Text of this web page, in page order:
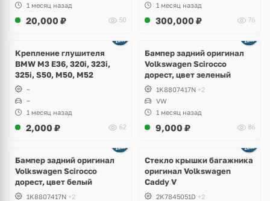
1 месяц назад
20,000 ₽ 50
1 месяц назад
300,000 ₽ 76
Крепление глушителя
BMW M3 E36, 320i, 323i,
325i, S50, M50, M52
~
~
1 месяц назад
2,000 ₽ 62
Бампер задний оригинал
Volkswagen Scirocco
дорест, цвет зеленый
1K8807417N +2
VW
1 месяц назад
9,000 ₽ 86
Бампер задний оригинал
Volkswagen Scirocco
дорест, цвет белый
1K8807417N +2
Стекло крышки багажника
оригинал Volkswagen
Caddy V
2K7845051D +2